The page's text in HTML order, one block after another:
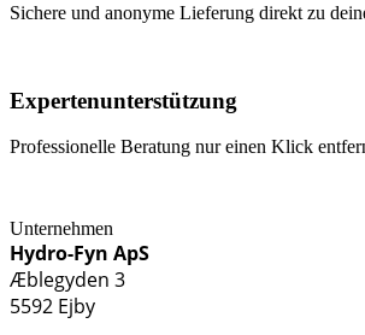
Sichere und anonyme Lieferung direkt zu
Expertenunterstützung
Professionelle Beratung nur einen Klick
Unternehmen
Hydro-Fyn ApS
Æblegyden 3
5592 Ejby